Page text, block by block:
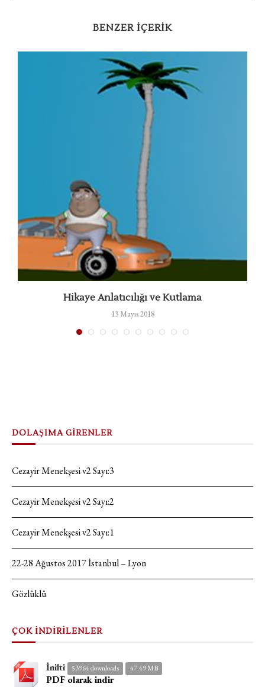
BENZER IÇERIK
Hikaye Anlatıcılığı ve Kutlama
13 Mayıs 2018
DOLAŞIMA GİRENLER
Cezayir Menekşesi v2 Sayı:3
Cezayir Menekşesi v2 Sayı:2
Cezayir Menekşesi v2 Sayı:1
22-28 Ağustos 2017 İstanbul – Lyon
Gözlüklü
ÇOK İNDİRİLENLER
İnilti 53964 downloads 47.49 MB
PDF olarak indir